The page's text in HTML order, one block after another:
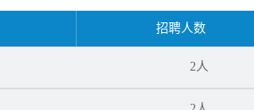
招聘人数
2人